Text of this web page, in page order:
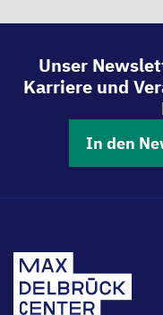
Unser
Karriere und
In den